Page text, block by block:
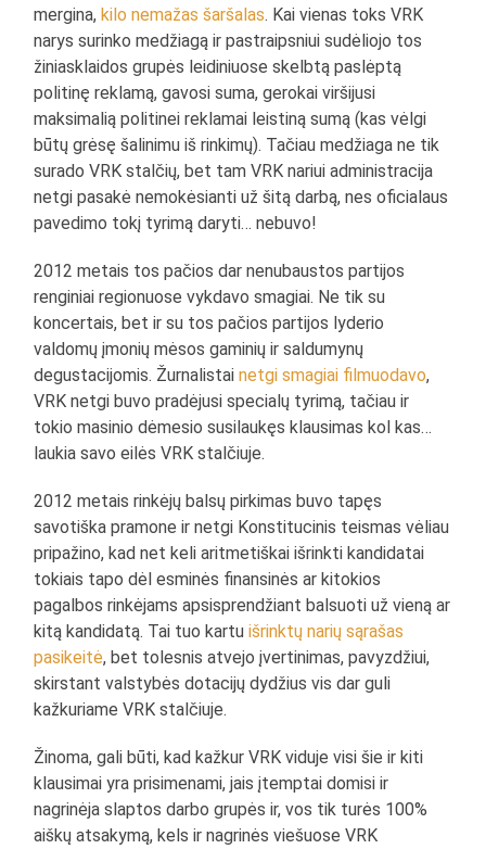
mergina,kilo nemažas šaršalas. Kai vienas toks VRK
narys surinko medžiagą ir pastraipsniui sudėliojo tos
žiniasklaidos grupės leidiniuose skelbtą paslėptą
politinę reklamą, gavosi suma, gerokai viršijusi
maksimalią politinei reklamai leistiną sumą (kas vėlgi
būtų grėsę šalinimu iš rinkimų). Tačiau medžiaga ne tik
surado VRK stalčių, bet tam VRK nariui administracija
netgi pasakė nemokėsianti už šitą darbą, nes oficialaus
pavedimo tokį tyrimą daryti… nebuvo!
2012 metais tos pačios dar nenubaustos partijos
renginiai regionuose vykdavo smagiai. Ne tik su
koncertais, bet ir su tos pačios partijos lyderio
valdomų įmonių mėsos gaminių ir saldumynų
degustacijomis. Žurnalistainetgi smagiai filmuodavo,
VRK netgi buvo pradėjusi specialų tyrimą, tačiau ir
tokio masinio dėmesio susilaukęs klausimas kol kas…
laukia savo eilės VRK stalčiuje.
2012 metais rinkėjų balsų pirkimas buvo tapęs
savotiška pramone ir netgi Konstitucinis teismas vėliau
pripažino, kad net keli aritmetiškai išrinkti kandidatai
tokiais tapo dėl esminės finansinės ar kitokios
pagalbos rinkėjams apsisprendžiant balsuoti už vieną ar
kitą kandidatą. Tai tuo kartuišrinktų narių sąrašas
pasikeitė, bet tolesnis atvejo įvertinimas, pavyzdžiui,
skirstant valstybės dotacijų dydžius vis dar guli
kažkuriame VRK stalčiuje.
Žinoma, gali būti, kad kažkur VRK viduje visi šie ir kiti
klausimai yra prisimenami, jais įtemptai domisi ir
nagrinėja slaptos darbo grupės ir, vos tik turės 100%
aiškų atsakymą, kels ir nagrinės viešuose VRK